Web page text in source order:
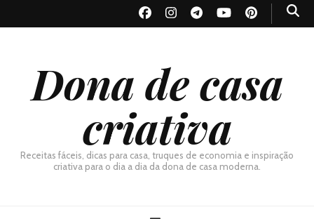
Dona de casa
criativa
Receitas fáceis, dicas para casa, truques de economia e inspiração
criativa para o dia a dia da dona de casa moderna.